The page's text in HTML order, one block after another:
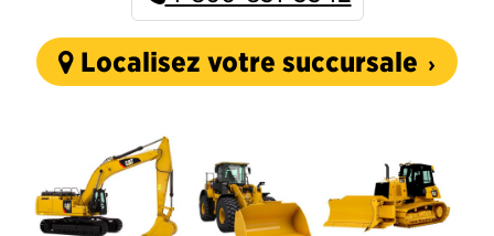
Localisez votre succursale